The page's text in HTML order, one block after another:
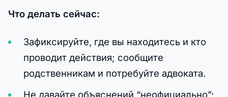
Что делать сейчас:
Зафиксируйте, где вы находитесь и кто
проводит действия; сообщите
родственникам и потребуйте адвоката.
Не давайте объяснений “неофициально”;